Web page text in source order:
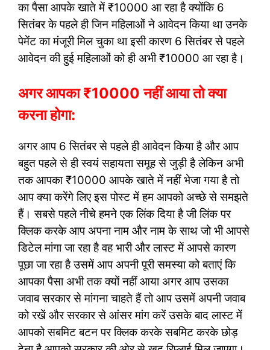
का पैसा आपके खाते में ₹10000 आ रहा है क्योंकि 6
सितंबर के पहले ही जिन महिलाओं ने आवेदन किया था उनके
पेमेंट का मंजूरी मिल चुका था इसी कारण 6 सितंबर से पहले
आवेदन की हुई महिलाओं को ही अभी ₹10000 आ रहा है।
अगर आपका ₹10000 नहीं आया तो क्या
करना होगा:
अगर आप 6 सितंबर से पहले ही आवेदन किया है और आप
बहुत पहले से ही स्वयं सहायता समूह से जुड़ी है लेकिन अभी
तक आपका ₹10000 आपके खाते में नहीं भेजा गया है तो
आप क्या करेंगे लिए इस पोस्ट में हम आपको अच्छे से समझते
हैं। सबसे पहले नीचे हमने एक लिंक दिया है जी लिंक पर
क्लिक करके आप अपना नाम और नाम के साथ जो भी आपसे
डिटेल मांगा जा रहा है वह भारी और लास्ट में आपसे कारण
पूछा जा रहा है उसमें आप अपनी पूरी समस्या को बताएं कि
आपका पैसा अभी तक क्यों नहीं आया अगर आप उसका
जवाब सरकार से मांगना चाहते हैं तो आप उसमें अपनी जवाब
को रखें और सरकार से आंसर मांग करें उसके बाद लास्ट में
आपको सबमिट बटन पर क्लिक करके सबमिट करके छोड़